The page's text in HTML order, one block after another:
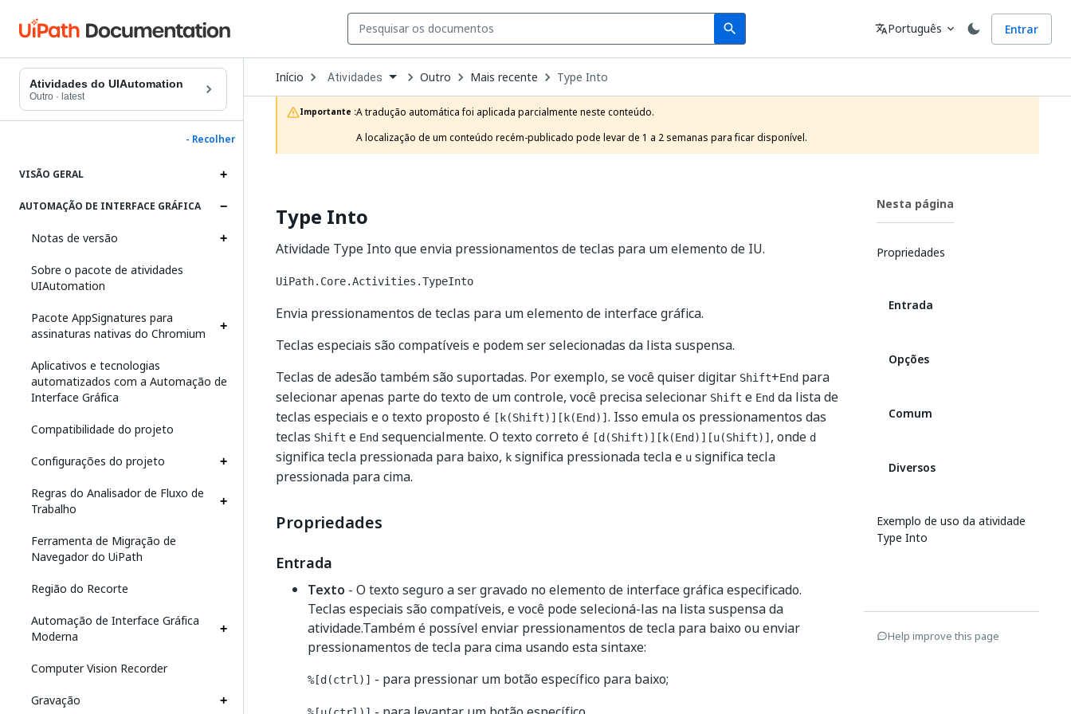
search
Search Idioma
translatePortuguês expand_more Entrar
Atividades do UIAutomation
Outro · latest
- Recolher
VISÃO GERAL
AUTOMAÇÃO DE INTERFACE GRÁFICA
Notas de versão
Sobre o pacote de atividades
UIAutomation
Pacote AppSignatures para
assinaturas nativas do Chromium
Aplicativos e tecnologias
automatizados com a Automação de
Interface Gráfica
Compatibilidade do projeto
Configurações do projeto
Regras do Analisador de Fluxo de
Trabalho
Ferramenta de Migração de
Navegador do UiPath
Região do Recorte
Automação de Interface Gráfica
Moderna
Computer Vision Recorder
Gravação
Início Open
Dropdown
to
choose
product
Atividades Outro Mais recente Type Into
Importante :A tradução automática foi aplicada parcialmente neste conteúdo.
A localização de um conteúdo recém-publicado pode levar de 1 a 2 semanas para ficar disponível.
Type Into
Atividade Type Into que envia pressionamentos de teclas para um elemento de IU.
UiPath.Core.Activities.TypeInto
Envia pressionamentos de teclas para um elemento de interface gráfica.
Teclas especiais são compatíveis e podem ser selecionadas da lista suspensa.
Teclas de adesão também são suportadas. Por exemplo, se você quiser digitar Shift+End para
selecionar apenas parte do texto de um controle, você precisa selecionar Shift e End da lista de
teclas especiais e o texto proposto é [k(Shift)][k(End)] . Isso emula os pressionamentos das
teclas Shift e End sequencialmente. O texto correto é [d(Shift)][k(End)][u(Shift)] , onde d
significa tecla pressionada para baixo, k significa pressionada tecla e u significa tecla
pressionada para cima.
Propriedades
Entrada
Texto - O texto seguro a ser gravado no elemento de interface gráfica especificado.
Teclas especiais são compatíveis, e você pode selecioná-las na lista suspensa da
atividade.Também é possível enviar pressionamentos de tecla para baixo ou enviar
pressionamentos de tecla para cima usando esta sintaxe:
%[d(ctrl)] - para pressionar um botão específico para baixo;
Nesta página
Propriedades
Entrada
Opções
Comum
Diversos
Exemplo de uso da atividade
Type Into
Help improve this page